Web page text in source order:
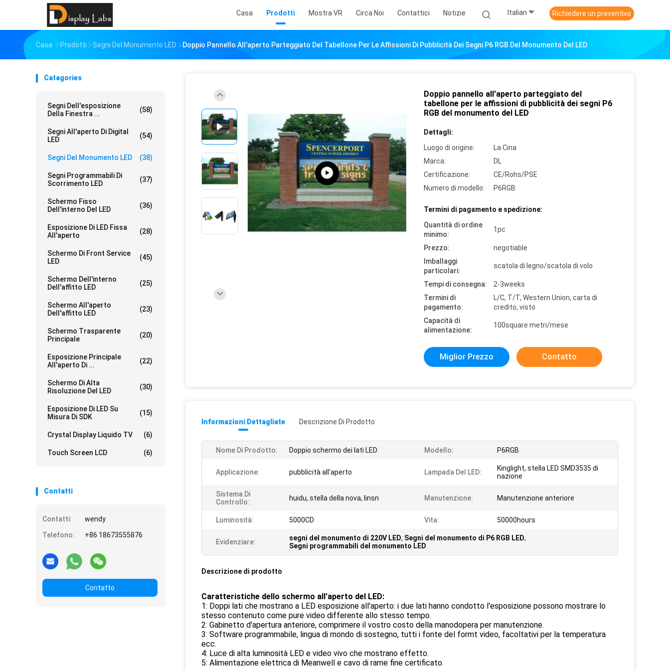
Casa Prodotti Mostra VR Circa Noi Contattici Notizie Italian Richiedere un preventivo
Casa Prodotti Segni Del Monumento LED Doppio Pannello All'aperto Parteggiato Del Tabellone Per Le Affissioni Di Pubblicità Dei Segni P6 RGB Del Monumento Del LED
Catagories
Segni Dell'esposizione
Della Finestra ...
(58)
Segni All'aperto Di Digital
LED
(54)
Segni Del Monumento LED (38)
Segni Programmabili Di
Scorrimento LED
(37)
Schermo Fisso
Dell'interno Del LED
(36)
Esposizione Di LED Fissa
All'aperto
(28)
Schermo Di Front Service
LED
(45)
Schermo Dell'interno
Dell'affitto LED
(25)
Schermo All'aperto
Dell'affitto LED
(23)
Schermo Trasparente
Principale
(20)
Esposizione Principale
All'aperto Di ...
(22)
Schermo Di Alta
Risoluzione Del LED
(30)
Esposizione Di LED Su
Misura Di SDK
(15)
Crystal Display Liquido TV (6)
Touch Screen LCD (6)
Contatti
Contatti:
wendy
Telefono:
+86 18673555876
Contatto
Doppio pannello all'aperto parteggiato del
tabellone per le affissioni di pubblicità dei segni P6
RGB del monumento del LED
Dettagli:
Luogo di origine:
La Cina
Marca:
DL
Certificazione:
CE/Rohs/PSE
Numero di modello:
P6RGB
Termini di pagamento e spedizione:
Quantità di ordine
minimo:
1pc
Prezzo:
negotiable
Imballaggi
particolari:
scatola di legno/scatola di volo
Tempi di consegna:
2-3weeks
Termini di
pagamento:
L/C, T/T, Western Union, carta di
credito, visto
Capacità di
alimentazione:
100square metri/mese
Miglior Prezzo Contatto
Informazioni Dettagliate Descrizione Di Prodotto
Nome Di Prodotto: Doppio schermo dei lati LED Modello: P6RGB
Applicazione: pubblicità all'aperto Lampada Del LED:
Kinglight, stella LED SMD3535 di
nazione
Sistema Di
Controllo:
huidu, stella della nova, linsn Manutenzione: Manutenzione anteriore
Luminosità: 5000CD Vita: 50000hours
Evidenziare: segni del monumento di 220V LED, Segni del monumento di P6 RGB LED,
Segni programmabili del monumento LED
Descrizione di prodotto
Caratteristiche dello schermo all'aperto del LED:
1: Doppi lati che mostrano a LED esposizione all'aperto: i due lati hanno condotto l'esposizione possono mostrare lo
stesso contenuto come pure video differente allo stesso tempo.
2: Gabinetto d'apertura anteriore, comprimere il vostro costo della manodopera per manutenzione.
3: Software programmabile, lingua di mondo di sostegno, tutti i fonte del formt video, facoltativi per la temperatura
ecc.
4: Luce di alta luminosità LED e video vivo che mostrano effetto.
5: Alimentazione elettrica di Meanwell e cavo di rame fine certificato.